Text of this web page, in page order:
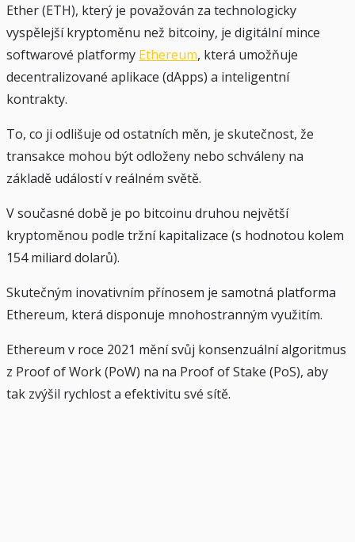
Ether (ETH), který je považován za technologicky
vyspělejší kryptoměnu než bitcoiny, je digitální mince
softwarové platformy Ethereum, která umožňuje
decentralizované aplikace (dApps) a inteligentní
kontrakty.
To, co ji odlišuje od ostatních měn, je skutečnost, že
transakce mohou být odloženy nebo schváleny na
základě událostí v reálném světě.
V současné době je po bitcoinu druhou největší
kryptoměnou podle tržní kapitalizace (s hodnotou kolem
154 miliard dolarů).
Skutečným inovativním přínosem je samotná platforma
Ethereum, která disponuje mnohostranným využitím.
Ethereum v roce 2021 mění svůj konsenzuální algoritmus
z Proof of Work (PoW) na na Proof of Stake (PoS), aby
tak zvýšil rychlost a efektivitu své sítě.